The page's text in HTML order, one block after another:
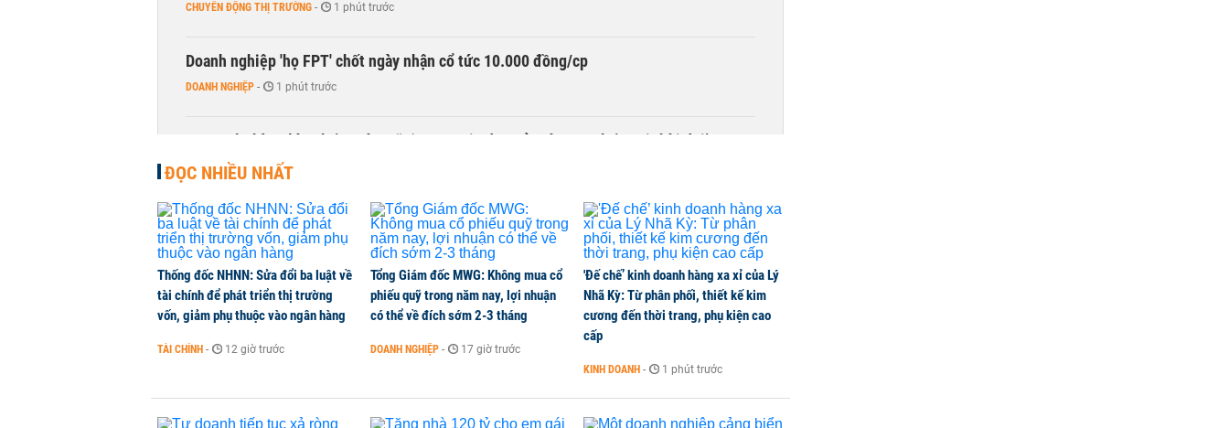
CHUYỂN ĐỘNG THỊ TRƯỜNG - 1 phút trước
Doanh nghiệp 'họ FPT' chốt ngày nhận cổ tức 10.000 đồng/cp
DOANH NGHIỆP - 1 phút trước
CEO ngân hàng lớn nhất nước Mỹ: ‘Nợ margin đang ở mức cao nhất mọi thời đại’
QUỐC TẾ - 1 phút trước
Báo cáo F&B QI/2026: Biến động chi phí và xu hướng bảo vệ lợi nhuận của doanh
nghiệp
CHUYỂN ĐỘNG THỊ TRƯỜNG 1 phút trước
AI và cơ hội với thương mại điện tử xuyên biên giới
CHUYỂN ĐỘNG THỊ TRƯỜNG 1 phút trước
Quảng Ninh, Bắc Ninh được đề xuất lên thành phố từ ngày 1/9 và 20/9
THỜI SỰ - 1 phút trước
ĐỌC NHIỀU NHẤT
Thống đốc NHNN: Sửa đổi ba luật về
tài chính để phát triển thị trường
vốn, giảm phụ thuộc vào ngân hàng
TÀI CHÍNH - 12 giờ trước
Tổng Giám đốc MWG: Không mua cổ
phiếu quỹ trong năm nay, lợi nhuận
có thể về đích sớm 2-3 tháng
DOANH NGHIỆP - 17 giờ trước
'Đế chế’ kinh doanh hàng xa xỉ của Lý
Nhã Kỳ: Từ phân phối, thiết kế kim
cương đến thời trang, phụ kiện cao
cấp
KINH DOANH - 1 phút trước